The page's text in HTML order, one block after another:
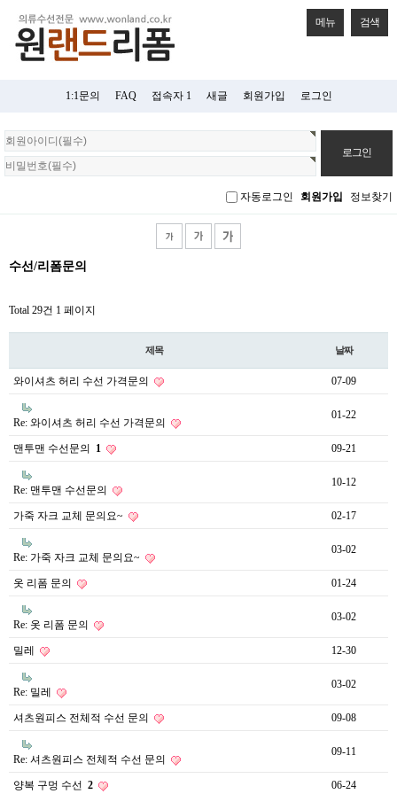
메뉴 검색
1:1문의 FAQ 접속자 1 새글 회원가입 로그인
회
원
로
자동로그인 회원가입 정보찾기
수선/리폼문의
Total 29건 1 페이지
제목 날짜
와이셔츠 허리 수선 가격문의 07-09
Re: 와이셔츠 허리 수선 가격문의
01-22
맨투맨 수선문의 1 09-21
Re: 맨투맨 수선문의
10-12
가죽 자크 교체 문의요~ 02-17
Re: 가죽 자크 교체 문의요~
03-02
옷 리폼 문의 01-24
Re: 옷 리폼 문의
03-02
밀레 12-30
Re: 밀레
03-02
셔츠원피스 전체적 수선 문의 09-08
Re: 셔츠원피스 전체적 수선 문의
09-11
양복 구멍 수선 2 06-24